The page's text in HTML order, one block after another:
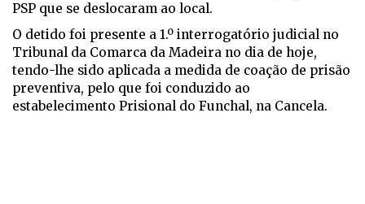
PSP que se deslocaram ao local.
O detido foi presente a 1.º interrogatório judicial no
Tribunal da Comarca da Madeira no dia de hoje,
tendo-lhe sido aplicada a medida de coação de prisão
preventiva, pelo que foi conduzido ao
estabelecimento Prisional do Funchal, na Cancela.